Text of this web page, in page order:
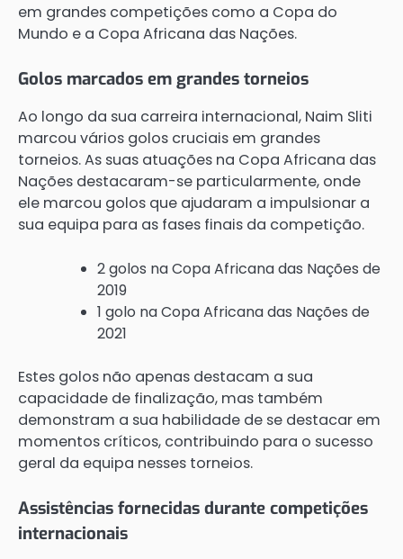
em grandes competições como a Copa do
Mundo e a Copa Africana das Nações.
Golos marcados em grandes torneios
Ao longo da sua carreira internacional, Naim Sliti
marcou vários golos cruciais em grandes
torneios. As suas atuações na Copa Africana das
Nações destacaram-se particularmente, onde
ele marcou golos que ajudaram a impulsionar a
sua equipa para as fases finais da competição.
2 golos na Copa Africana das Nações de
2019
1 golo na Copa Africana das Nações de
2021
Estes golos não apenas destacam a sua
capacidade de finalização, mas também
demonstram a sua habilidade de se destacar em
momentos críticos, contribuindo para o sucesso
geral da equipa nesses torneios.
Assistências fornecidas durante competições
internacionais